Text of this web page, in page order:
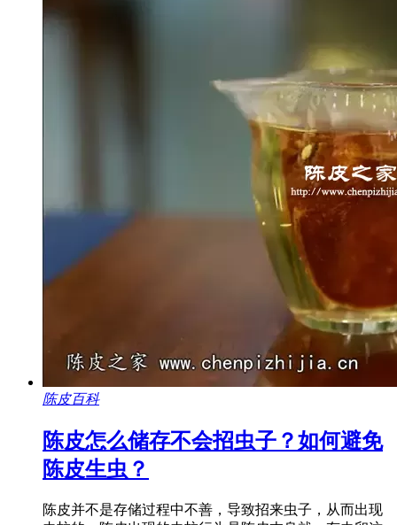
陈皮百科
陈皮怎么储存不会招虫子？如何避免
陈皮生虫？
陈皮并不是存储过程中不善，导致招来虫子，从而出现